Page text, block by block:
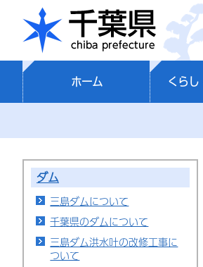
千葉県
ホーム くら
ダム
三島ダムについて
千葉県のダムについて
三島ダム洪水吐の改修工事に
ついて